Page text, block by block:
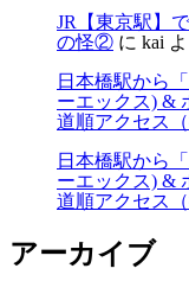
JR【東京駅】
の怪② に kai
日本橋駅から
ーエックス) &
道順アクセス（
日本橋駅から
ーエックス) &
道順アクセス（
アーカイブ